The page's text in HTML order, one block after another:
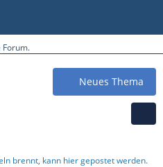
Forum.
Neues Thema
brennt, kann hier gepostet werden.